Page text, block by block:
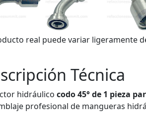
real puede variar ligeramente
Técnica
hidráulico codo 45° de 1 pieza
profesional de mangueras